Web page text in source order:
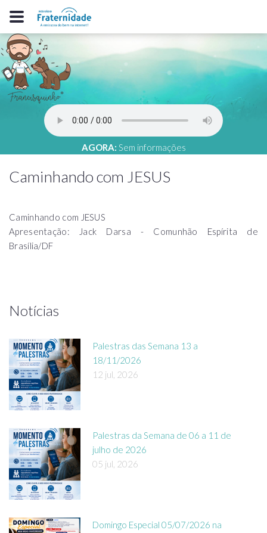
AGORA: Sem informações
Caminhando com JESUS
Caminhando com JESUS
Apresentação: Jack Darsa - Comunhão Espírita de
Brasília/DF
Notícias
Palestras das Semana 13 a
18/11/2026
12 jul, 2026
Palestras da Semana de 06 a 11 de
julho de 2026
05 jul, 2026
Domingo Especial 05/07/2026 na